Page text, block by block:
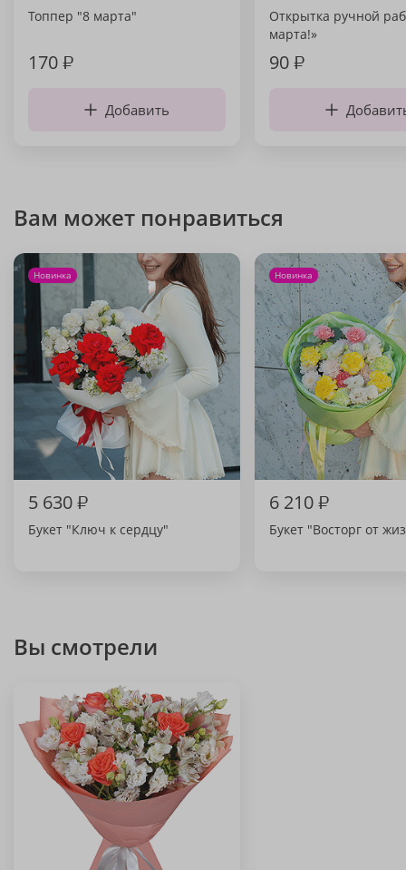
Топпер "8 марта"
170₽
Добавить
Открытка ручной
марта!»
90₽
Вам может понравиться
Новинка
5 630₽
Букет "Ключ к сердцу"
Новинка
6 210₽
Букет "Восторг от
Вы смотрели